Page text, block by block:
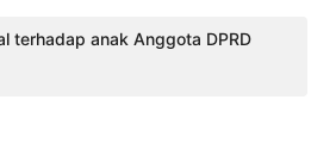
terhadap anak Anggota DPRD